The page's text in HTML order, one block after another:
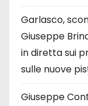
Garlasco,
Giuseppe
in diretta sui
sulle nuove
Giuseppe